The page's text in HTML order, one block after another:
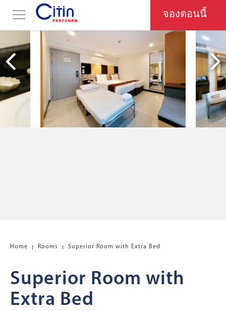
จองตอนนี้
Home Rooms Superior Room with Extra Bed
Superior Room with
Extra Bed